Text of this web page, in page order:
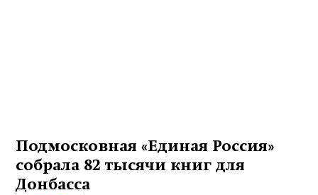
Подмосковная «Единая Россия»
собрала 82 тысячи книг для
Донбасса